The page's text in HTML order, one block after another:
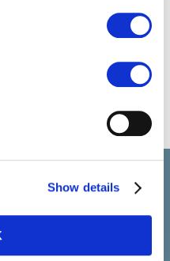
Show details
pour ce département.